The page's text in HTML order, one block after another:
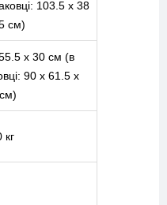
103.5 x 38
см)
x 30 см (в
90 x 61.5 x
кг